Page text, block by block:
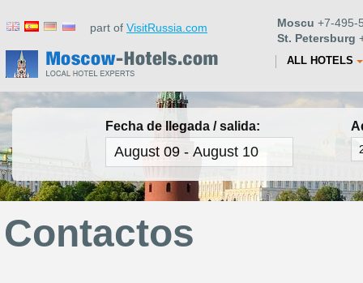
part of VisitRussia.com Moscu +7-495-
St. Petersburg
ALL HOTELS
Fecha de llegada / salida:
Contactos